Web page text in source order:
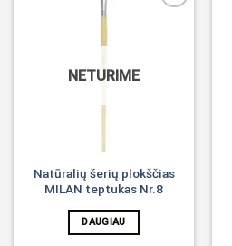
NETURIME
Natūralių šerių plokščias
MILAN teptukas Nr.8
DAUGIAU